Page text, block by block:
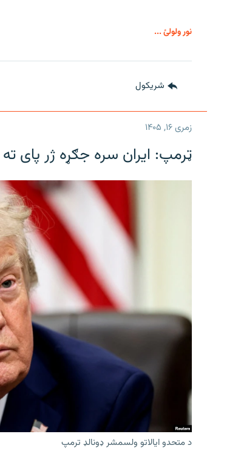
نور ولولئ ...
شريکول
زمری ۱۶, ۱۴۰۵
ټرمپ: ایران سره جګړه ژر پای
د متحدو ایالاتو ولسمشر ډونالډ ترمپ